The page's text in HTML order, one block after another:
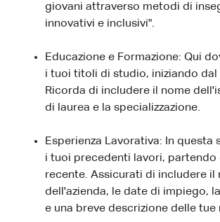
giovani attraverso metodi di
innovativi e inclusivi".
Educazione e Formazione: Qui
i tuoi titoli di studio, iniziando dal
Ricorda di includere il nome
di laurea e la specializzazione.
Esperienza Lavorativa: In questa
i tuoi precedenti lavori, partendo
recente. Assicurati di includere il
dell'azienda, le date di impiego,
e una breve descrizione delle